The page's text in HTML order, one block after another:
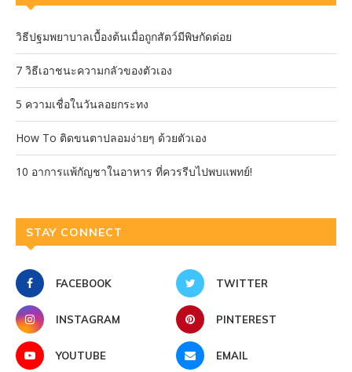
วิธีปฐมพยาบาลเบื้องต้นเมื่อถูกสัตว์มีพิษกัดต่อย
7 วิธีเอาชนะความกลัวของตัวเอง
5 ความเชื่อในวันลอยกระทง
How To ติดขนตาปลอมง่ายๆ ด้วยตัวเอง
10 อาการแพ้กัญชาในอาหาร ที่ควรรีบไปพบแพทย์!
STAY CONNECT
FACEBOOK TWITTER
INSTAGRAM PINTEREST
YOUTUBE EMAIL